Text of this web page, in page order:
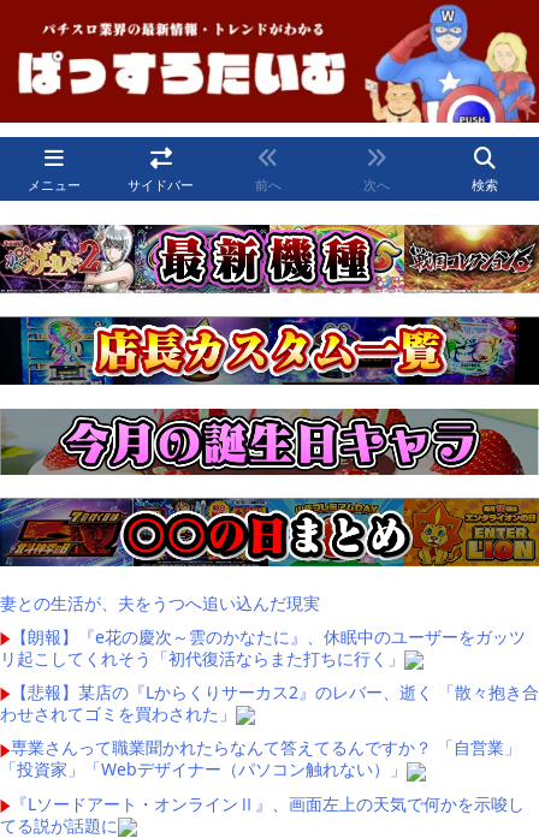
メニュー サイドバー 前へ 次へ 検索
妻との生活が、夫をうつへ追い込んだ現実
【朗報】『e花の慶次～雲のかなたに』、休眠中のユーザーをガッツ
リ起こしてくれそう「初代復活ならまた打ちに行く」
【悲報】某店の『Lからくりサーカス2』のレバー、逝く 「散々抱き合
わせされてゴミを買わされた」
専業さんって職業聞かれたらなんて答えてるんですか？ 「自営業」
「投資家」「Webデザイナー（パソコン触れない）」
『Lソードアート・オンラインⅡ』、画面左上の天気で何かを示唆し
てる説が話題に